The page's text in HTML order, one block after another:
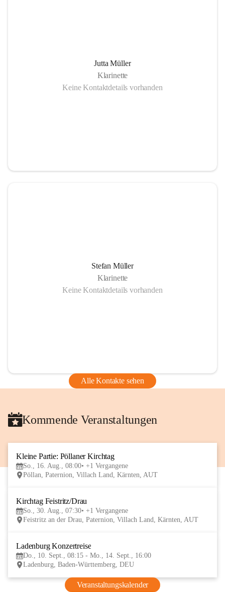
Jutta Müller
Klarinette
Keine Kontaktdetails vorhanden
Stefan Müller
Klarinette
Keine Kontaktdetails vorhanden
Alle Kontakte sehen
Kommende Veranstaltungen
Kleine Partie: Pöllaner Kirchtag
So., 16. Aug., 08:00 +1 Vergangene
Pöllan, Paternion, Villach Land, Kärnten, AUT
Kirchtag Feistritz/Drau
So., 30. Aug., 07:30 +1 Vergangene
Feistritz an der Drau, Paternion, Villach Land, Kärnten, AUT
Ladenburg Konzertreise
Do., 10. Sept., 08:15 - Mo., 14. Sept., 16:00
Ladenburg, Baden-Württemberg, DEU
Veranstaltungskalender